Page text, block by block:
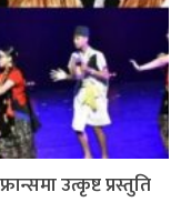
उत्कृष्ट प्रस्तुति